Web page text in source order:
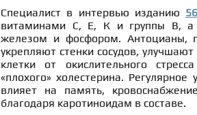
Специалист в интервью изданию
витаминами С, Е, К и группы В, а
железом и фосфором. Антоцианы,
укрепляют стенки сосудов,
клетки от окислительного
«плохого» холестерина.
влияет на память,
благодаря каротиноидам в составе.